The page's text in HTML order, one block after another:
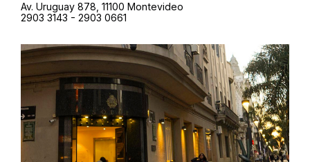
Av. Uruguay 878, 11100 Montevideo
2903 3143 - 2903 0661